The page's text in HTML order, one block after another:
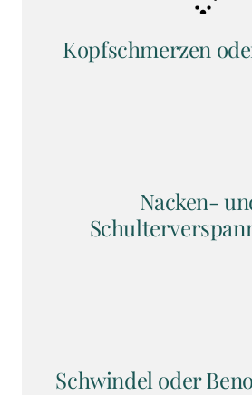
Kopfschmerzen
Nacken-
Schwindel oder